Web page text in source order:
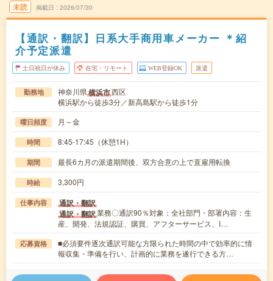
未読 掲載日 2026/07/30
【通訳・翻訳】日系大手商用車メーカー ＊紹
介予定派遣
土日祝日が休み 在宅・リモート WEB登録OK 派遣
勤務地 神奈川県横浜市西区
横浜駅から徒歩3分／新高島駅から徒歩1分
曜日頻度 月～金
時間 8:45-17:45（休憩1H）
期間 最長6カ月の派遣期間後、双方合意の上で直雇用転換
時給 3,300円
仕事内容
通訳・翻訳
通訳・翻訳業務〇通訳90％対象：全社部門・部署内容：生
産、開発、法規認証、購買、アフターサービス、I…
応募資格
■必須要件逐次通訳可能な方限られた時間の中で効率的に情
報収集・準備を行い、計画的に業務を遂行できる方…